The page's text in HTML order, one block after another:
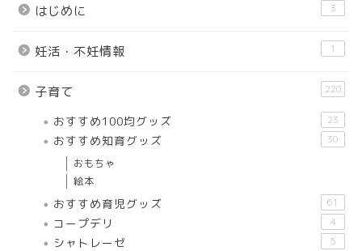
はじめに 3
妊活・不妊情報 1
子育て 220
おすすめ100均グッズ 23
おすすめ知育グッズ 30
おもちゃ
絵本
おすすめ育児グッズ 61
コープデリ 4
シャトレーゼ 5